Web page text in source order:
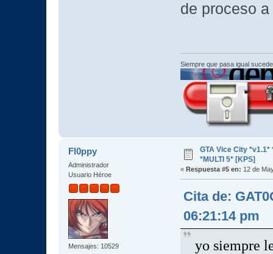
de proceso
Siempre que pasa igual
Fl0ppy
Administrador
Usuario Héroe
Mensajes: 10529
GTA Vice City *v1.1*
*MULTI 5* [KPS]
« Respuesta #5 en: 12 de
Cita de:
06:21:14 pm
yo siempre